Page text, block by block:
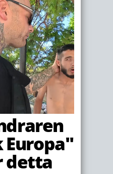
Europa"
detta